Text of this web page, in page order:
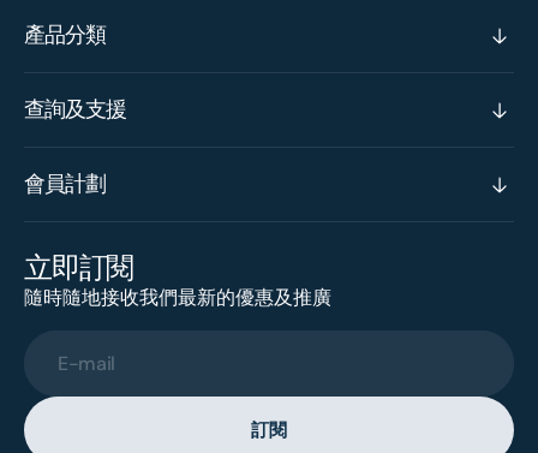
產品分類
查詢及支援
會員計劃
立即訂閱
隨時隨地接收我們最新的優惠及推廣
E-mail
訂閱